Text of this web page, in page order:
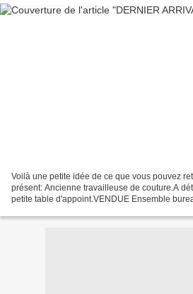
Voilà une petite idée de ce que vous pouvez
présent: Ancienne travailleuse de couture.A
petite table d'appoint.VENDUE Ensemble